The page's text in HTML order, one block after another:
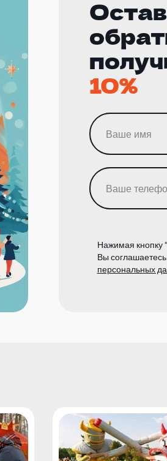
10%
Нажимая кнопку
Вы
персональных